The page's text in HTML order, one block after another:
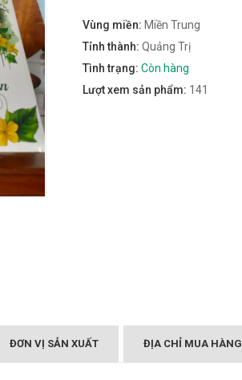
Vùng miền: Miền Trung
Tỉnh thành: Quảng Trị
Tình trạng: Còn hàng
Lượt xem sản phẩm: 141
ĐƠN VỊ SẢN XUẤT ĐỊA CHỈ MUA HÀNG
TÂN CƯƠNG
0,5KG)